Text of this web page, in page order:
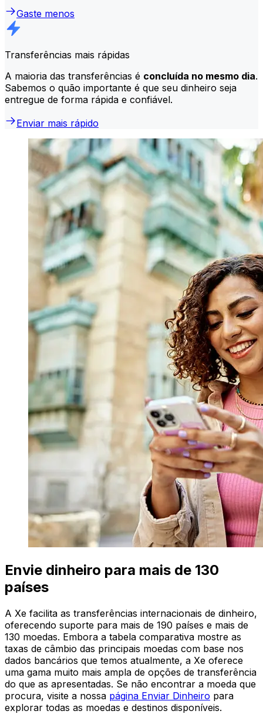
Gaste menos
Transferências mais rápidas
A maioria das transferências é concluída no mesmo dia.
Sabemos o quão importante é que seu dinheiro seja
entregue de forma rápida e confiável.
Enviar mais rápido
Envie dinheiro para mais de 130
países
A Xe facilita as transferências internacionais de dinheiro,
oferecendo suporte para mais de 190 países e mais de
130 moedas. Embora a tabela comparativa mostre as
taxas de câmbio das principais moedas com base nos
dados bancários que temos atualmente, a Xe oferece
uma gama muito mais ampla de opções de transferência
do que as apresentadas. Se não encontrar a moeda que
procura, visite a nossa página Enviar Dinheiro para
explorar todas as moedas e destinos disponíveis.